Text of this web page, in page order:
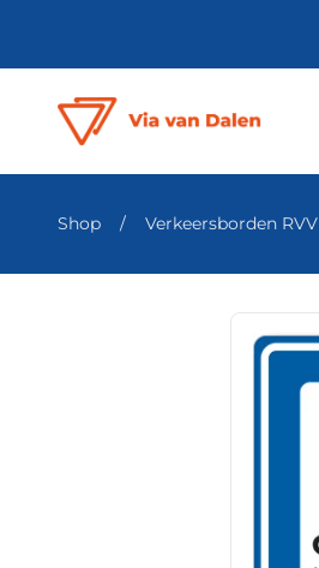
Shop / Verkeersborden RVV